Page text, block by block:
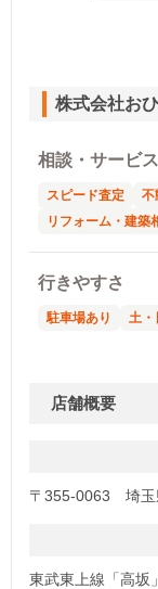
株式会社お
相談・サービス
スピード査定 不
リフォーム・建築
行きやすさ
駐車場あり 土
店舗概要
〒355-0063 埼玉
東武東上線「高